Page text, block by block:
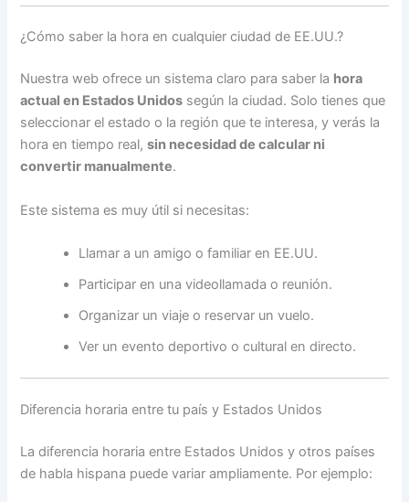
¿Cómo saber la hora en cualquier ciudad de EE.UU.?
Nuestra web ofrece un sistema claro para saber la hora
actual en Estados Unidos según la ciudad. Solo tienes que
seleccionar el estado o la región que te interesa, y verás la
hora en tiempo real,sin necesidad de calcular ni
convertir manualmente.
Este sistema es muy útil si necesitas:
Llamar a un amigo o familiar en EE.UU.
Participar en una videollamada o reunión.
Organizar un viaje o reservar un vuelo.
Ver un evento deportivo o cultural en directo.
Diferencia horaria entre tu país y Estados Unidos
La diferencia horaria entre Estados Unidos y otros países
de habla hispana puede variar ampliamente. Por ejemplo: